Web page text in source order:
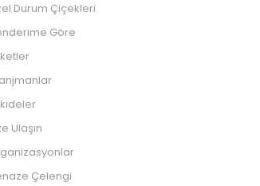
Durum Çiçekleri
Göre
Ulaşın
Çelengi